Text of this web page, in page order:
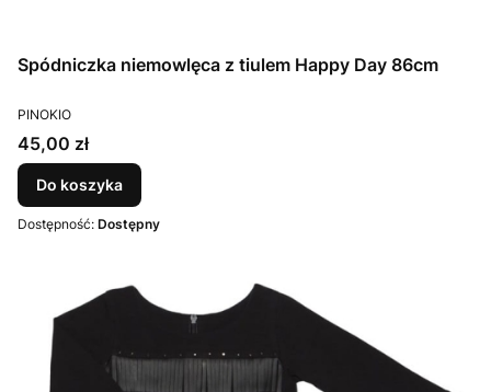
Spódniczka niemowlęca z tiulem Happy Day 86cm
PRODUCENT
PINOKIO
Cena
45,00 zł
Do koszyka
Dostępność: Dostępny